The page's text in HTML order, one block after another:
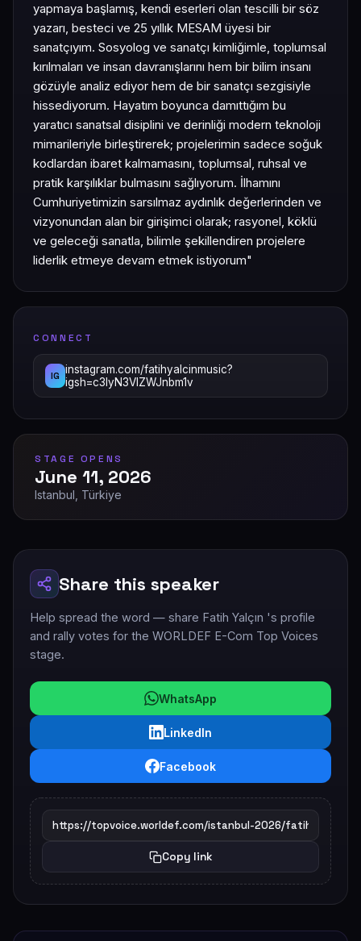
yapmaya başlamış, kendi eserleri olan tescilli bir söz
yazarı, besteci ve 25 yıllık MESAM üyesi bir
sanatçıyım. Sosyolog ve sanatçı kimliğimle, toplumsal
kırılmaları ve insan davranışlarını hem bir bilim insanı
gözüyle analiz ediyor hem de bir sanatçı sezgisiyle
hissediyorum. Hayatım boyunca damıttığım bu
yaratıcı sanatsal disiplini ve derinliği modern teknoloji
mimarileriyle birleştirerek; projelerimin sadece soğuk
kodlardan ibaret kalmamasını, toplumsal, ruhsal ve
pratik karşılıklar bulmasını sağlıyorum. İlhamını
Cumhuriyetimizin sarsılmaz aydınlık değerlerinden ve
vizyonundan alan bir girişimci olarak; rasyonel, köklü
ve geleceği sanatla, bilimle şekillendiren projelere
liderlik etmeye devam etmek istiyorum"
CONNECT
IG instagram.com/fatihyalcinmusic?
igsh=c3IyN3VlZWJnbm1v
STAGE OPENS
June 11, 2026
Istanbul, Türkiye
Share this speaker
Help spread the word — share Fatih Yalçın 's profile
and rally votes for the WORLDEF E-Com Top Voices
stage.
WhatsApp
LinkedIn
Facebook
Copy link